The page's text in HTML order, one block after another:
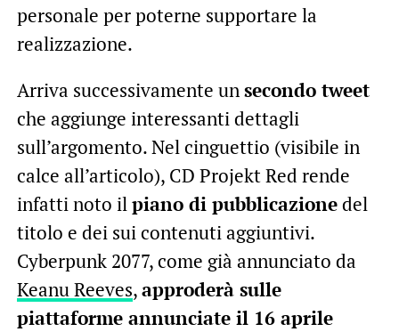
personale per poterne supportare la
realizzazione.
Arriva successivamente unsecondo tweet
che aggiunge interessanti dettagli
sull’argomento. Nel cinguettio (visibile in
calce all’articolo), CD Projekt Red rende
infatti noto ilpiano di pubblicazionedel
titolo e dei sui contenuti aggiuntivi.
Cyberpunk 2077, come già annunciato da
Keanu Reeves,approderà sulle
piattaforme annunciate il 16 aprile